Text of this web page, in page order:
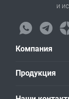
и
Компания
Продукция